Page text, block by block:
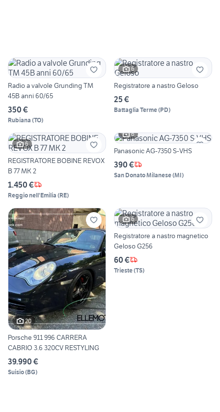
Radio a valvole Grunding TM
45B anni 60/65
350 €
Rubiana (TO)
6
Registratore a nastro Geloso
25 €
Battaglia Terme(PD)
6
REGISTRATORE BOBINE REVOX
B 77 MK 2
1.450 €
Reggio nell'Emilia (RE)
6
Panasonic AG-7350 S-VHS
390 €
San Donato Milanese(MI)
20
Porsche 911 996 CARRERA
CABRIO 3.6 320CV RESTYLING
39.990 €
Suisio(BG)
6
Registratore a nastro magnetico
Geloso G256
60 €
Trieste(TS)